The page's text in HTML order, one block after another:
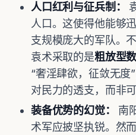
人口红利与征兵制：
人口。这使得他能够
支规模庞大的军队。
袁术采取的是粗放型
“奢淫肆欲，征敛无度
对民力的透支，而非
装备优势的幻觉：
南
术军应披坚执锐。然